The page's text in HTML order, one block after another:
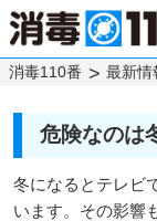
消毒110番 最新情
危険なのは
冬になるとテレビ
います。その影響